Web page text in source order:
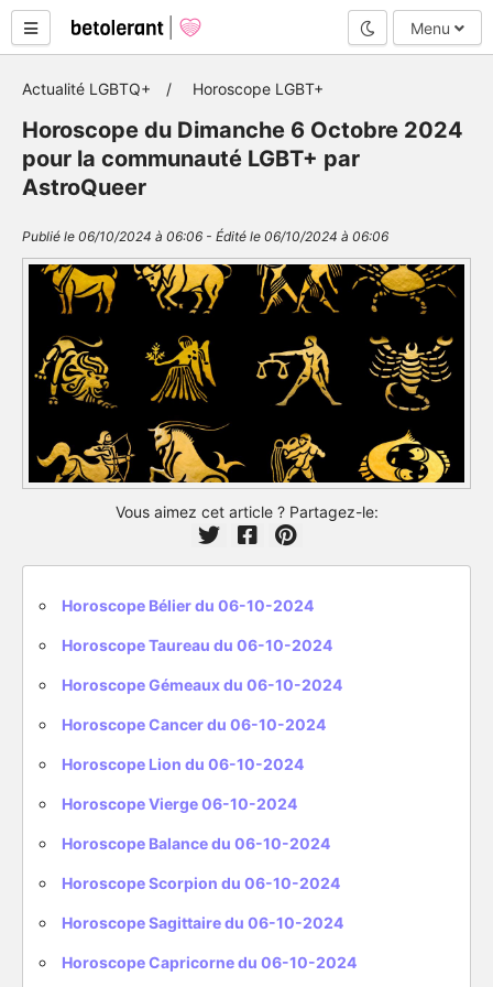
Mode nuit
Menu
Actualité LGBTQ+ Horoscope LGBT+
Horoscope du Dimanche 6 Octobre 2024
pour la communauté LGBT+ par
AstroQueer
Publié le 06/10/2024 à 06:06 - Édité le 06/10/2024 à 06:06
Vous aimez cet article ? Partagez-le:
Horoscope Bélier du 06-10-2024
Horoscope Taureau du 06-10-2024
Horoscope Gémeaux du 06-10-2024
Horoscope Cancer du 06-10-2024
Horoscope Lion du 06-10-2024
Horoscope Vierge 06-10-2024
Horoscope Balance du 06-10-2024
Horoscope Scorpion du 06-10-2024
Horoscope Sagittaire du 06-10-2024
Horoscope Capricorne du 06-10-2024